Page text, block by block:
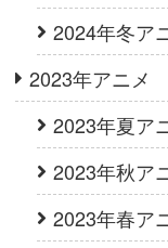
2024年冬ア
2023年アニメ
2023年夏ア
2023年秋ア
2023年春ア